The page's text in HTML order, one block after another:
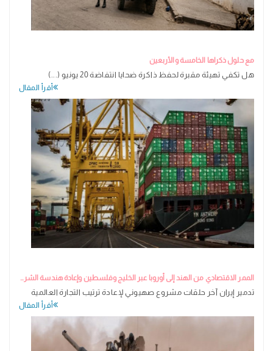
مع حلول ذكراها الخامسة والأربعين
هل تكفي تهيئة مقبرة لحفظ ذاكرة ضحايا انتفاضة 20 يونيو (...)
أقرأ المقال
الممر الاقتصادي من الهند إلى أوروبا عبر الخليج وفلسطين وإعادة هندسة الشرق الأوسط
تدمير إيران آخر حلقات مشروع صهيوني لإعادة ترتيب التجارة العالمية
أقرأ المقال